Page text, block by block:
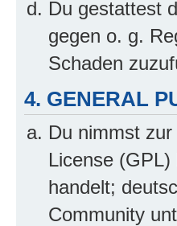
Du gestattest
gegen o. g.
Schaden
4. GENERAL
Du nimmst
License
handelt;
Community